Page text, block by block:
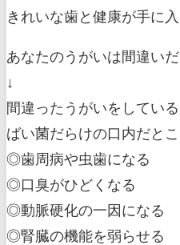
きれいな歯と健康が手に
あなたのうがいは間違い
↓
間違ったうがいをしてい
ばい菌だらけの口内だと
◎歯周病や虫歯になる
◎口臭がひどくなる
◎動脈硬化の一因になる
◎腎臓の機能を弱らせる